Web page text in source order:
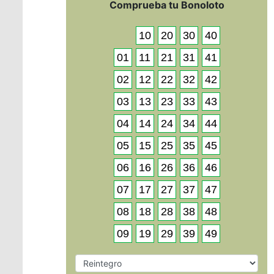
Comprueba tu Bonoloto
10 20 30
40
01
11 21 31
41
02
12 22 32
42
03
13 23 33
43
04
14 24 34
44
05
15 25 35
45
06
16 26 36
46
07
17 27 37
47
08
18 28 38
48
09
19 29 39 49